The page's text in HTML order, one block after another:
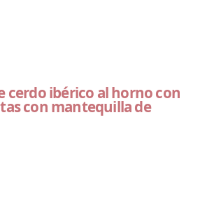
cerdo ibérico al horno con
con mantequilla de